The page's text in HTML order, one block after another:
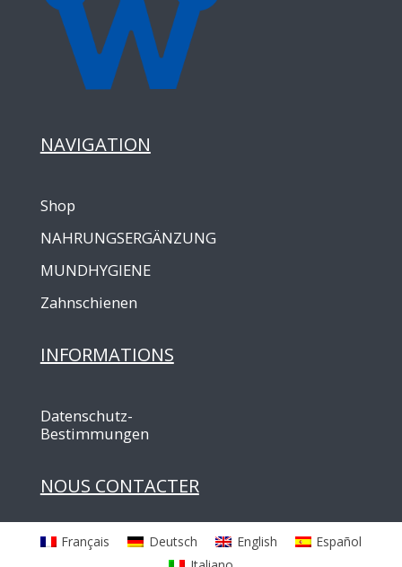
NAVIGATION
Shop
NAHRUNGSERGÄNZUNG
MUNDHYGIENE
Zahnschienen
INFORMATIONS
Datenschutz-
Bestimmungen
NOUS CONTACTER
Français Deutsch English
Español